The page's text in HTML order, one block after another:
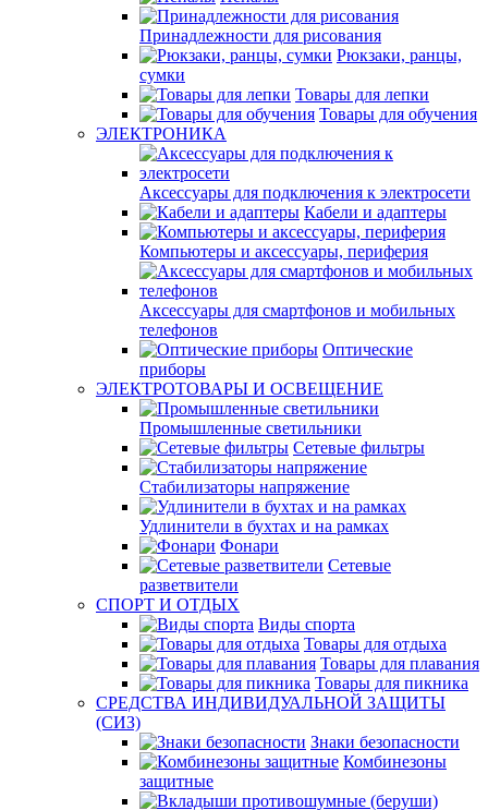
Принадлежности для рисования
Рюкзаки, ранцы,
сумки
Товары для лепки
Товары для обучения
ЭЛЕКТРОНИКА
Аксессуары для подключения к электросети
Кабели и адаптеры
Компьютеры и аксессуары, периферия
Аксессуары для смартфонов и мобильных
телефонов
Оптические
приборы
ЭЛЕКТРОТОВАРЫ И ОСВЕЩЕНИЕ
Промышленные светильники
Сетевые фильтры
Стабилизаторы напряжение
Удлинители в бухтах и на рамках
Фонари
Сетевые
разветвители
СПОРТ И ОТДЫХ
Виды спорта
Товары для отдыха
Товары для плавания
Товары для пикника
СРЕДСТВА ИНДИВИДУАЛЬНОЙ ЗАЩИТЫ
(СИЗ)
Знаки безопасности
Комбинезоны
защитные